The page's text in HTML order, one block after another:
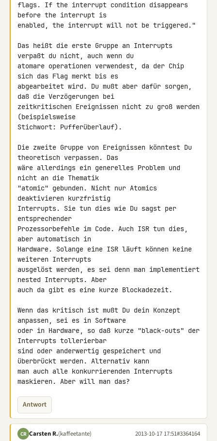
flags. If the interrupt condition disappears
before the interrupt is
enabled, the interrupt will not be triggered."
Das heißt die erste Gruppe an Interrupts
verpaßt du nicht, auch wenn du
atomare operationen verwendest, da der Chip
sich das Flag merkt bis es
abgearbeitet wird. Du mußt aber dafür sorgen,
daß die Verzögerungen bei
zeitkritischen Ereignissen nicht zu groß werden
(beispielsweise
Stichwort: Pufferüberlauf).
Die zweite Gruppe von Ereignissen könntest Du
theoretisch verpassen. Das
wäre allerdings ein generelles Problem und
nicht an die Thematik
"atomic" gebunden. Nicht nur Atomics
deaktivieren kurzfristig
Interrupts. Sie tun dies wie Du sagst per
entsprechender
Prozessorbefehle im Code. Auch ISR tun dies,
aber automatisch in
Hardware. Solange eine ISR läuft können keine
weiteren Interrupts
ausgelöst werden, es sei denn man implementiert
nested Interrupts. Aber
auch da gibt es eine kurze Blockadezeit.
Wenn das kritisch ist mußt Du dein Konzept
anpassen, sei es in Software
oder in Hardware, so daß kurze "black-outs" der
Interrupts tollerierbar
sind oder anderwertig gespeichert und
überbrückt werden. Alternativ kann
man auch alle konkurrierenden Interrupts
maskieren. Aber will man das?
Antwort
CR Carsten R.(kaffeetante) 2013-10-17 17:51#3364164